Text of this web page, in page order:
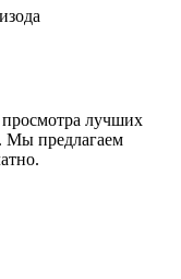
лучших
Мы предлагаем